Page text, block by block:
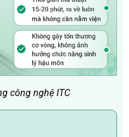
công nghệ ITC